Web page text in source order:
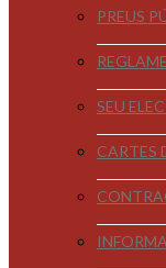
PREUS
SEU
CARTES